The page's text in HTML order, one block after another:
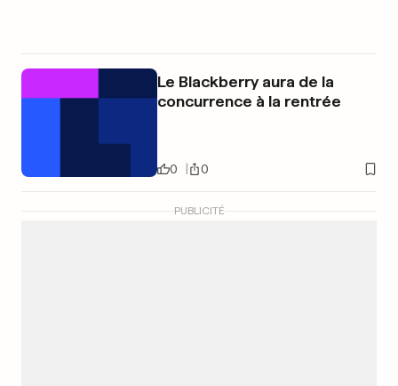
Le Blackberry aura de la
concurrence à la rentrée
0 0
PUBLICITÉ